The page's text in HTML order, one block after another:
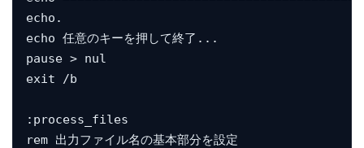
echo.
echo 任意のキーを押して終了...
pause > nul
exit /b
:process_files
rem 出力ファイル名の基本部分を設定